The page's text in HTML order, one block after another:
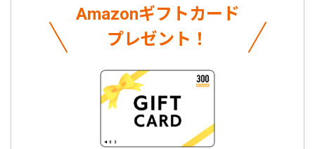
Amazonギフトカード
プレゼント！